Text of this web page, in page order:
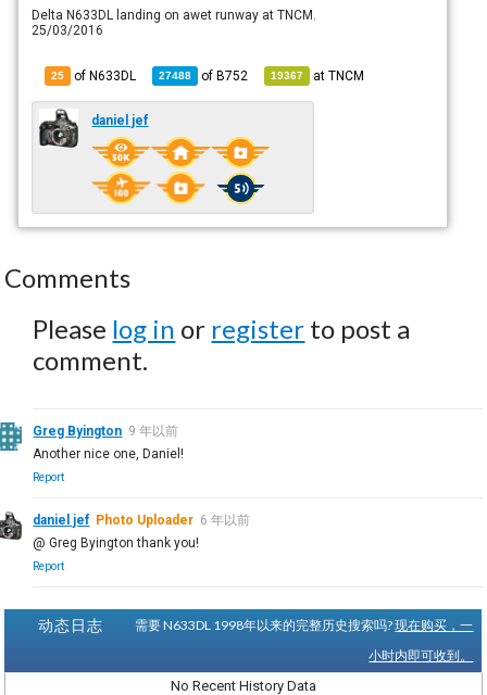
Delta N633DL landing on awet runway at TNCM.
25/03/2016
25 of N633DL 27488 ofB752 19367 atTNCM
daniel jef
Comments
Please log in or register to post a
comment.
Greg Byington 9 年以前
Another nice one, Daniel!
Report
daniel jef Photo Uploader 6 年以前
@ Greg Byington thank you!
Report
动态日志 需要 N633DL 1998年以来的完整历史搜索吗?现在购买，一
小时内即可收到。
No Recent History Data